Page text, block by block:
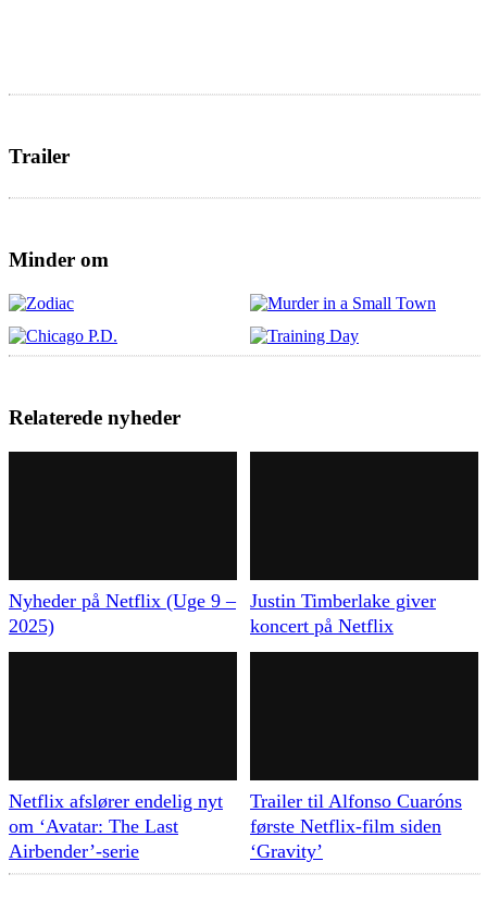
Trailer
Minder om
Relaterede nyheder
Nyheder på Netflix (Uge 9 –
2025)
Justin Timberlake giver
koncert på Netflix
Netflix afslører endelig nyt
om ‘Avatar: The Last
Airbender’-serie
Trailer til Alfonso Cuaróns
første Netflix-film siden
‘Gravity’